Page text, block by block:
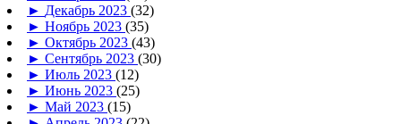
► Декабрь 2023 (32)
► Ноябрь 2023 (35)
► Октябрь 2023 (43)
► Сентябрь 2023 (30)
► Июль 2023 (12)
► Июнь 2023 (25)
► Май 2023 (15)